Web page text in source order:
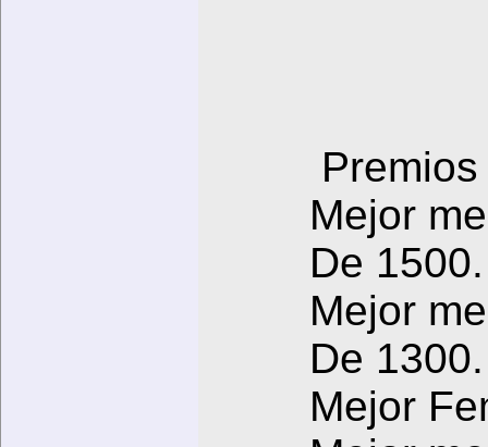
Mejor
De
Mejor
De
Mejor